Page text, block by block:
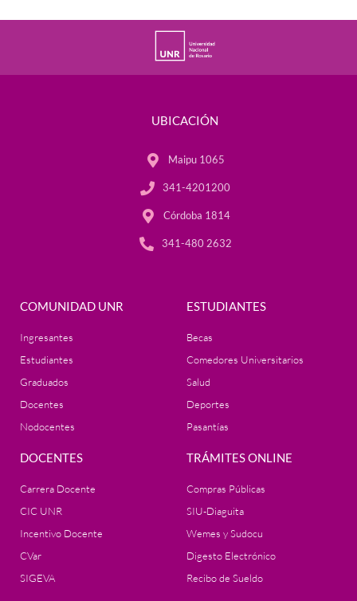
UBICACIÓN
Maipu 1065
341-4201200
Córdoba 1814
341-480 2632
COMUNIDAD UNR
Ingresantes
Estudiantes
Graduados
Docentes
Nodocentes
ESTUDIANTES
Becas
Comedores Universitarios
Salud
Deportes
Pasantías
DOCENTES
Carrera Docente
CIC UNR
Incentivo Docente
CVar
SIGEVA
TRÁMITES ONLINE
Compras Públicas
SIU-Diaguita
Wemes y Sudocu
Digesto Electrónico
Recibo de Sueldo